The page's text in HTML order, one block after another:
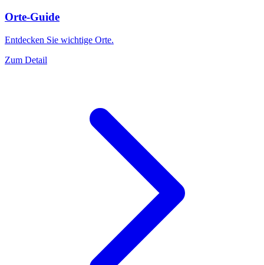
Orte-Guide
Entdecken Sie wichtige Orte.
Zum Detail